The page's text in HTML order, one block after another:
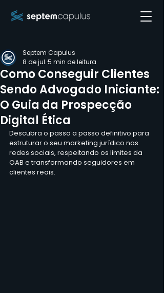
Como Conseguir Clientes
Sendo Advogado Iniciante:
O Guia da Prospecção
Digital Ética
Septem Capulus
8 de jul.5 min de leitura
Descubra o passo a passo definitivo para
estruturar o seu marketing jurídico nas
redes sociais, respeitando os limites da
OAB e transformando seguidores em
clientes reais.